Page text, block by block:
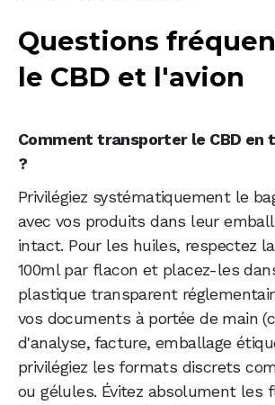
Questions
le CBD et l'avion
Comment transporter le CBD en
?
Privilégiez systématiquement le
avec vos produits dans leur
intact. Pour les huiles, respectez
100ml par flacon et placez-les
plastique transparent
vos documents à portée de main
d'analyse, facture, emballage
privilégiez les formats discrets
ou gélules. Évitez absolument les